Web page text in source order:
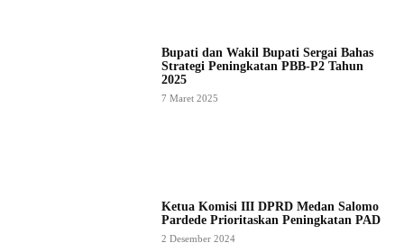
Bupati dan Wakil Bupati Sergai Bahas
Strategi Peningkatan PBB-P2 Tahun
2025
7 Maret 2025
Ketua Komisi III DPRD Medan Salomo
Pardede Prioritaskan Peningkatan PAD
2 Desember 2024